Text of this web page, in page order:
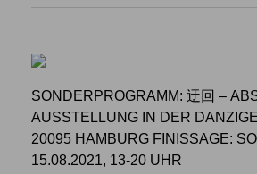
SONDERPROGRAMM: 迂回 –
AUSSTELLUNG IN DER
20095 HAMBURG FINISSAGE:
15.08.2021, 13-20 UHR